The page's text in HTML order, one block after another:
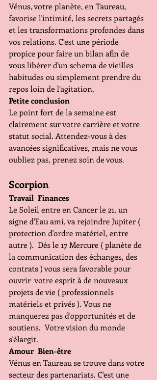
Vénus, votre planète, en Taureau,
favorise l'intimité, les secrets partagés
et les transformations profondes dans
vos relations. C'est une période
propice pour faire un bilan afin de
vous libérer d'un schema de vieilles
habitudes ou simplement prendre du
repos loin de l'agitation.
Petite conclusion
Le point fort de la semaine est
clairement sur votre carrière et votre
statut social. Attendez-vous à des
avancées significatives, mais ne vous
oubliez pas, prenez soin de vous.
Scorpion
Travail  Finances
Le Soleil entre en Cancer le 21, un
signe d'Eau ami, va rejoindre Jupiter (
protection d'ordre matériel, entre
autre ).  Dés le 17 Mercure ( planète de
la communication des échanges, des
contrats ) vous sera favorable pour
ouvrir  votre esprit à de nouveaux
projets de vie ( professionnels
matériels et privés ). Vous ne
manquerez pas d'opportunités et de
soutiens.  Votre vision du monde
s'élargit.
Amour  Bien-être
Vénus en Taureau se trouve dans votre
secteur des partenariats. C'est une